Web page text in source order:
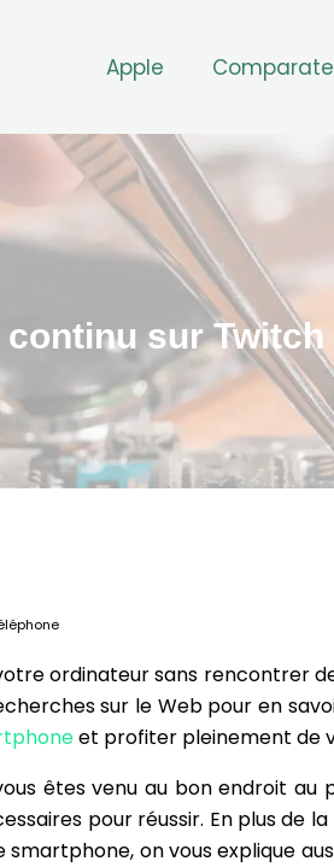
Apple
sur
ordinateur sans rencontrer
sur le Web pour en
et profiter pleinement de
êtes venu au bon endroit
pour réussir. En plus de
on vous explique